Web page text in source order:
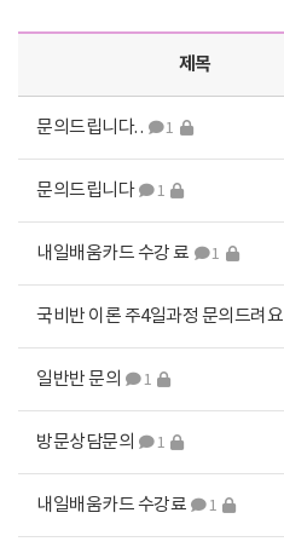
제목
문의드립니다. . 1
문의드립니다 1
내일배움카드 수강 료 1
국비반 이론 주4일과정 문의드려요
일반반 문의 1
방문상담문의 1
내일배움카드 수강료 1